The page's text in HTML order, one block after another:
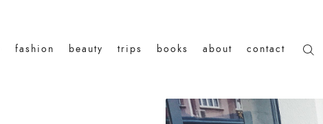
fashion beauty trips books about contact